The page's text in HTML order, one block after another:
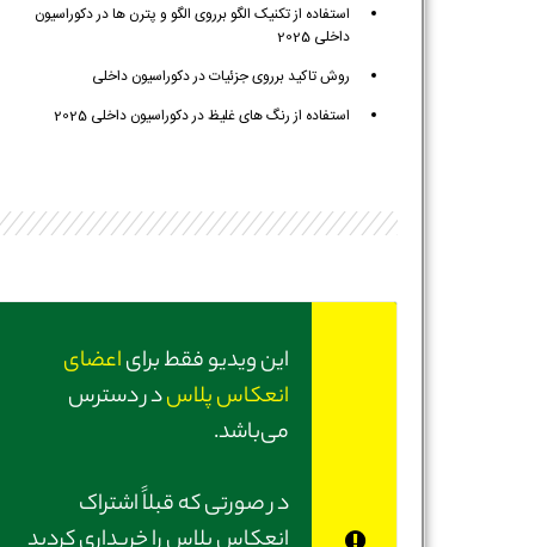
استفاده از تکنیک الگو برروی الگو و پترن ها در دکوراسیون
داخلی 2025
روش تاکید برروی جزئیات در دکوراسیون داخلی
استفاده از رنگ های غلیظ در دکوراسیون داخلی 2025
این ویدیو فقط برایاعضای
انعکاس پلاسدر دسترس
می‌باشد.
در صورتی‌ که قبلاً اشتراک